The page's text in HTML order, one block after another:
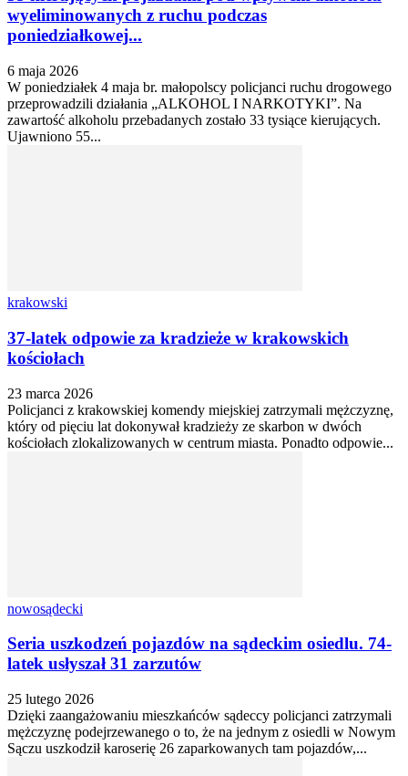
wyeliminowanych z ruchu podczas
poniedziałkowej...
6 maja 2026
W poniedziałek 4 maja br. małopolscy policjanci ruchu drogowego
przeprowadzili działania „ALKOHOL I NARKOTYKI”. Na
zawartość alkoholu przebadanych zostało 33 tysiące kierujących.
Ujawniono 55...
krakowski
37-latek odpowie za kradzieże w krakowskich
kościołach
23 marca 2026
Policjanci z krakowskiej komendy miejskiej zatrzymali mężczyznę,
który od pięciu lat dokonywał kradzieży ze skarbon w dwóch
kościołach zlokalizowanych w centrum miasta. Ponadto odpowie...
nowosądecki
Seria uszkodzeń pojazdów na sądeckim osiedlu. 74-
latek usłyszał 31 zarzutów
25 lutego 2026
Dzięki zaangażowaniu mieszkańców sądeccy policjanci zatrzymali
mężczyznę podejrzewanego o to, że na jednym z osiedli w Nowym
Sączu uszkodził karoserię 26 zaparkowanych tam pojazdów,...